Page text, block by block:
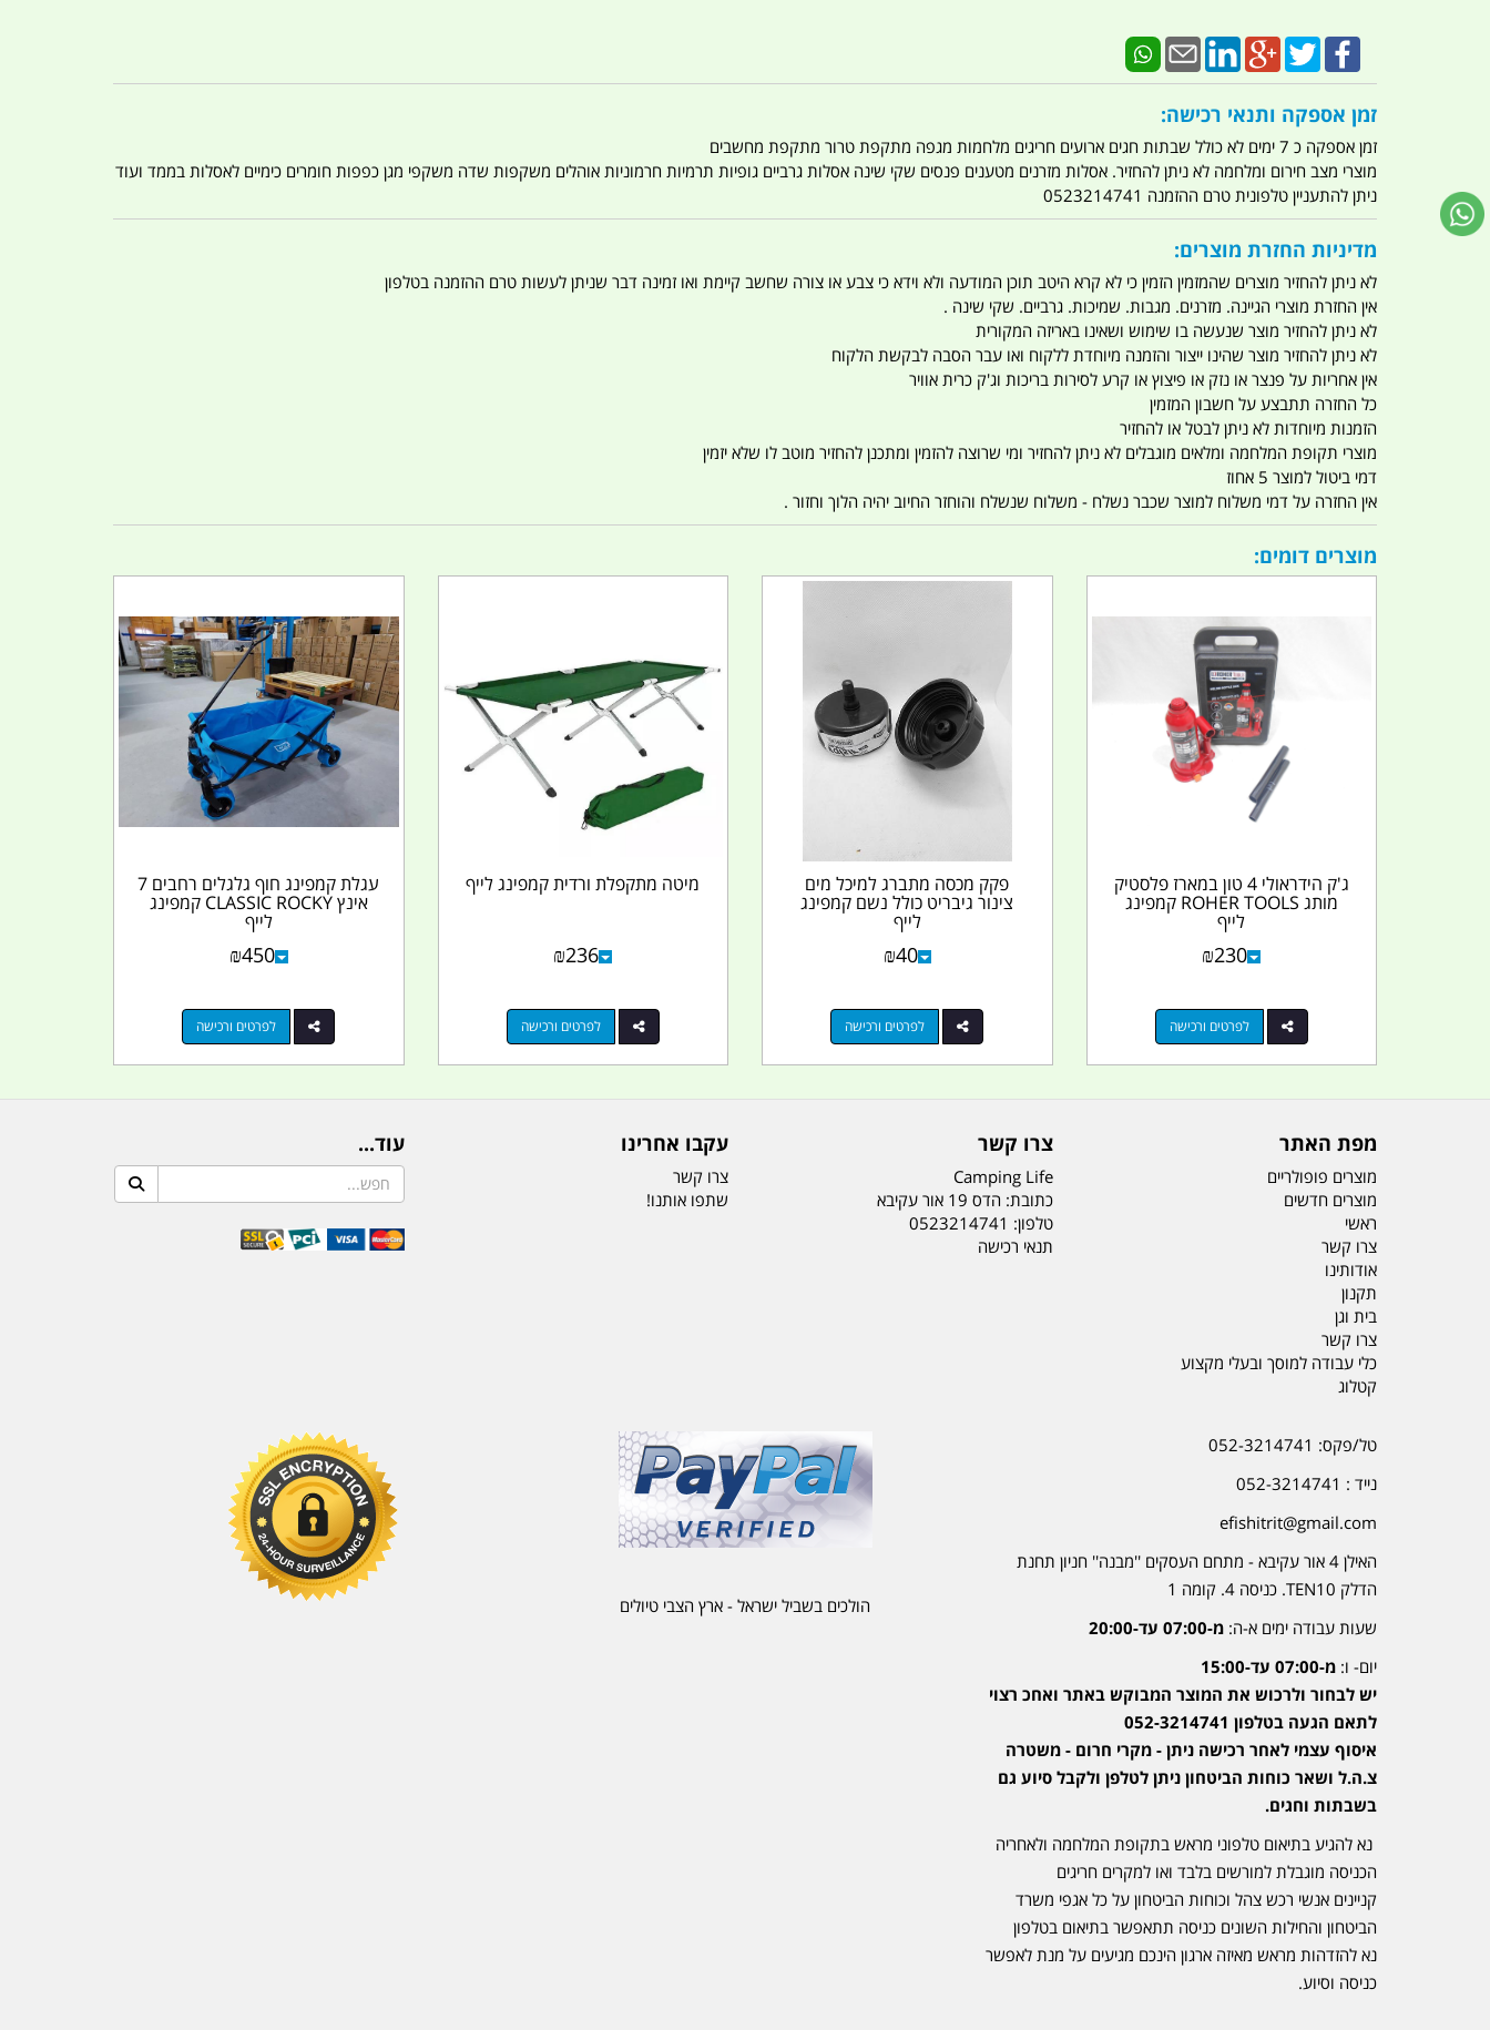
זמן אספקה ותנאי רכישה:
זמן אספקה כ 7 ימים לא כולל שבתות חגים ארועים חריגים מלחמות מגפה מתקפת טרור מתקפת מחשבים
מוצרי מצב חירום ומלחמה לא ניתן להחזיר. אסלות מזרנים מטענים פנסים שקי שינה אסלות גרביים גופיות תרמיות חרמוניות אוהלים משקפות שדה משקפי מגן כפפות חומרים כימיים לאסלות בממד ועוד
ניתן להתעניין טלפונית טרם ההזמנה 0523214741
מדיניות החזרת מוצרים:
לא ניתן להחזיר מוצרים שהמזמין הזמין כי לא קרא היטב תוכן המודעה ולא וידא כי צבע או צורה שחשב קיימת ואו זמינה דבר שניתן לעשות טרם ההזמנה בטלפון
אין החזרת מוצרי הגיינה. מזרנים. מגבות. שמיכות. גרביים. שקי שינה .
לא ניתן להחזיר מוצר שנעשה בו שימוש ושאינו באריזה המקורית
לא ניתן להחזיר מוצר שהינו ייצור והזמנה מיוחדת ללקוח ואו עבר הסבה לבקשת הלקוח
אין אחריות על פנצר או נזק או פיצוץ או קרע לסירות בריכות וג'ק כרית אוויר
כל החזרה תתבצע על חשבון המזמין
הזמנות מיוחדות לא ניתן לבטל או להחזיר
מוצרי תקופת המלחמה ומלאים מוגבלים לא ניתן להחזיר ומי שרוצה להזמין ומתכנן להחזיר מוטב לו שלא יזמין
דמי ביטול למוצר 5 אחוז
אין החזרה על דמי משלוח למוצר שכבר נשלח - משלוח שנשלח והוחזר החיוב יהיה הלוך וחזור .
מוצרים דומים:
ג'ק הידראולי 4 טון במארז פלסטיק
מותג ROHER TOOLS קמפינג
לייף
₪230
לפרטים ורכישה
פקק מכסה מתברג למיכל מים
צינור גיבריט כולל נשם קמפינג
לייף
₪40
לפרטים ורכישה
מיטה מתקפלת ורדית קמפינג לייף
₪236
לפרטים ורכישה
עגלת קמפינג חוף גלגלים רחבים 7
אינץ CLASSIC ROCKY קמפינג
לייף
₪450
לפרטים ורכישה
מפת האתר
מוצרים פופולריים
מוצרים חדשים
ראשי
צרו קשר
אודותינו
תקנון
בית וגן
צרו קשר
כלי עבודה למוסך ובעלי מקצוע
קטלוג
צרו קשר
Camping Life
כתובת: הדס 19 אור עקיבא
טלפון: 0523214741
תנאי רכישה
עקבו אחרינו
צרו קשר
שתפו אותנו!
עוד...
טל/פקס: 052-3214741
נייד : 052-3214741
efishitrit@gmail.com
האילן 4 אור עקיבא - מתחם העסקים ''מבנה'' חניון תחנת
הדלק TEN10. כניסה 4. קומה 1
שעות עבודה ימים א-ה: מ-07:00 עד-20:00
יום- ו: מ-07:00 עד-15:00
יש לבחור ולרכוש את המוצר המבוקש באתר ואחכ רצוי
לתאם הגעה בטלפון 052-3214741
איסוף עצמי לאחר רכישה ניתן - מקרי חרום - משטרה
צ.ה.ל ושאר כוחות הביטחון ניתן לטלפן ולקבל סיוע גם
בשבתות וחגים.
נא להגיע בתיאום טלפוני מראש בתקופת המלחמה ולאחריה
הכניסה מוגבלת למורשים בלבד ואו למקרים חריגים
קניינים אנשי רכש צהל וכוחות הביטחון על כל אגפי משרד
הביטחון והחילות השונים כניסה תתאפשר בתיאום בטלפון
נא להזדהות מראש מאיזה ארגון הינכם מגיעים על מנת לאפשר
כניסה וסיוע.
הולכים בשביל ישראל - ארץ הצבי טיולים